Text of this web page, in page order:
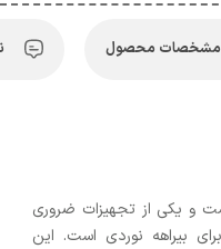
مشخصات محصول
و یکی از تجهیزات ضروری
بیراهه نوردی است. این